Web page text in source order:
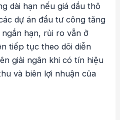
dài hạn nếu giá dầu thô
dự án đầu tư công tăng
hạn, rủi ro vẫn ở
tiếp tục theo dõi diễn
giải ngân khi có tín hiệu
và biên lợi nhuận của